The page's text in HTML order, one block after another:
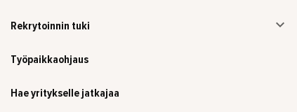
Rekrytoinnin tuki
Työpaikkaohjaus
Hae yritykselle jatkajaa